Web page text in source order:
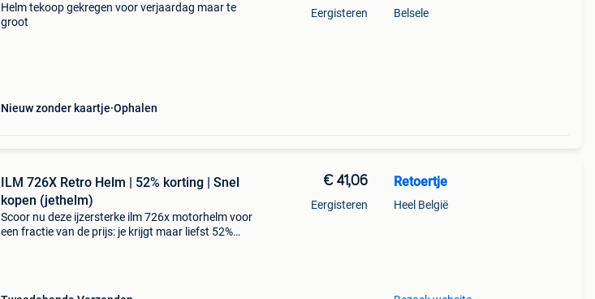
Helm tekoop gekregen voor verjaardag maar te
groot
Nieuw zonder kaartje Ophalen
Eergisteren Belsele
ILM 726X Retro Helm | 52% korting | Snel
kopen (jethelm)
Scoor nu deze ijzersterke ilm 726x motorhelm voor
een fractie van de prijs: je krijgt maar liefst 52%
€ 41,06
Eergisteren
Retoertje
Heel België